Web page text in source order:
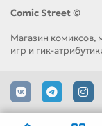
Comic Street ©
Магазин комиксов,
игр и гик-